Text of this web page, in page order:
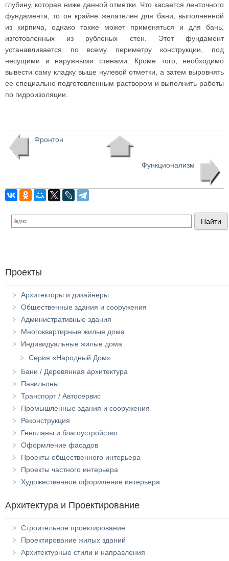
глубину, которая ниже данной отметки. Что касается ленточного
фундамента, то он крайне желателен для бани, выполненной
из кирпича, однако также может применяться и для бань,
изготовленных из рубленых стен. Этот фундамент
устанавливается по всему периметру конструкции, под
несущими и наружными стенами. Кроме того, необходимо
вывести саму кладку выше нулевой отметки, а затем выровнять
ее специально подготовленным раствором и выполнить работы
по гидроизоляции.
Фронтон
Функционализм
Проекты
Архитекторы и дизайнеры
Общественные здания и сооружения
Административные здания
Многоквартирные жилые дома
Индивидуальные жилые дома
Серия «Народный Дом»
Бани / Деревянная архитектура
Павильоны
Транспорт / Автосервис
Промышленные здания и сооружения
Реконструкция
Генпланы и благоустройство
Оформление фасадов
Проекты общественного интерьера
Проекты частного интерьера
Художественное оформление интерьера
Архитектура и Проектирование
Строительное проектирование
Проектирование жилых зданий
Архитектурные стили и направления